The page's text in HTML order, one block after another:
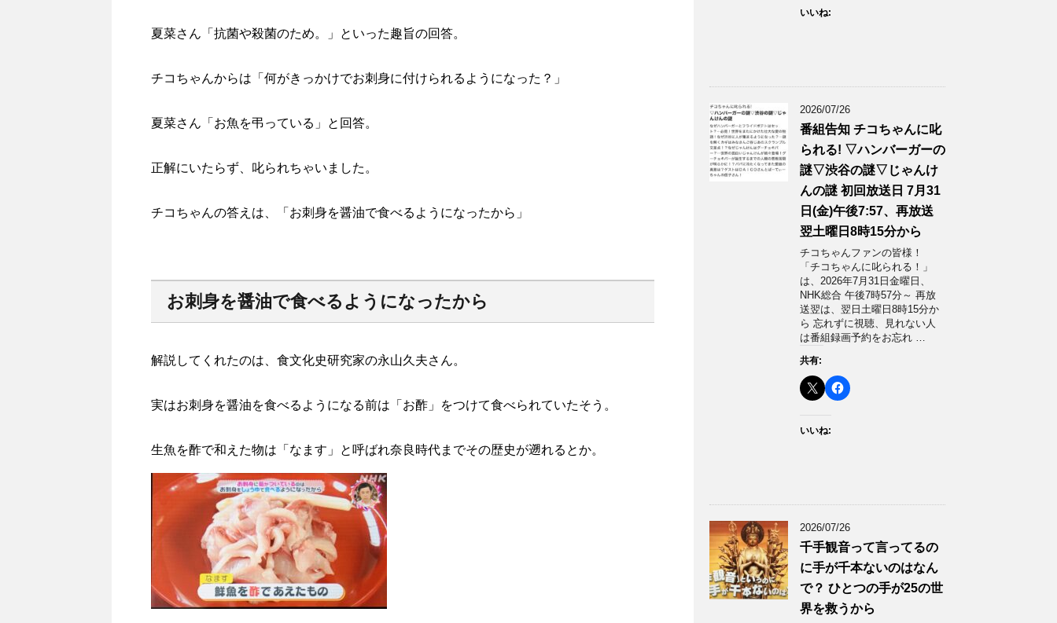
夏菜さん「抗菌や殺菌のため。」といった趣旨の回答。
チコちゃんからは「何がきっかけでお刺身に付けられるようになった？」
夏菜さん「お魚を弔っている」と回答。
正解にいたらず、叱られちゃいました。
チコちゃんの答えは、「お刺身を醤油で食べるようになったから」
お刺身を醤油で食べるようになったから
解説してくれたのは、食文化史研究家の永山久夫さん。
実はお刺身を醤油を食べるようになる前は「お酢」をつけて食べられていたそう。
生魚を酢で和えた物は「なます」と呼ばれ奈良時代までその歴史が遡れるとか。
いいね:
2026/07/26
番組告知 チコちゃんに叱
られる! ▽ハンバーガーの
謎▽渋谷の謎▽じゃんけ
んの謎 初回放送日 7月31
日(金)午後7:57、再放送
翌土曜日8時15分から
チコちゃんファンの皆様！
「チコちゃんに叱られる！」​
は、2026年7月31日金曜日、
NHK総合 午後7時57分～ 再放
送翌は、翌日土曜日8時15分か
ら 忘れずに視聴、見れない人
は番組録画予約をお忘れ …
共有:
いいね:
2026/07/26
千手観音って言ってるの
に手が千本ないのはなん
で？ ひとつの手が25の世
界を救うから